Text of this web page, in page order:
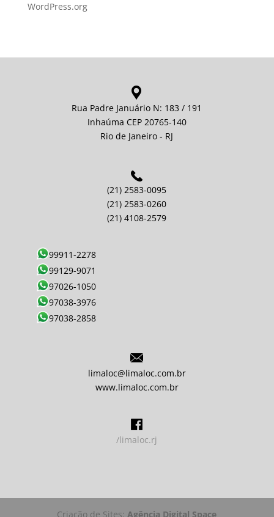
WordPress.org
Rua Padre Januário N: 183 / 191
Inhaúma CEP 20765-140
Rio de Janeiro - RJ
(21) 2583-0095
(21) 2583-0260
(21) 4108-2579
99911-2278
99129-9071
97026-1050
97038-3976
97038-2858
limaloc@limaloc.com.br
www.limaloc.com.br
/limaloc.rj
Criação de Sites: Agência Digital Space